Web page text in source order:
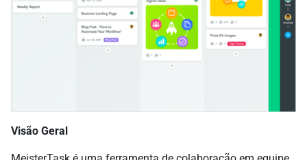
Visão Geral